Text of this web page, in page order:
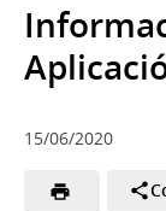
15/06/2020